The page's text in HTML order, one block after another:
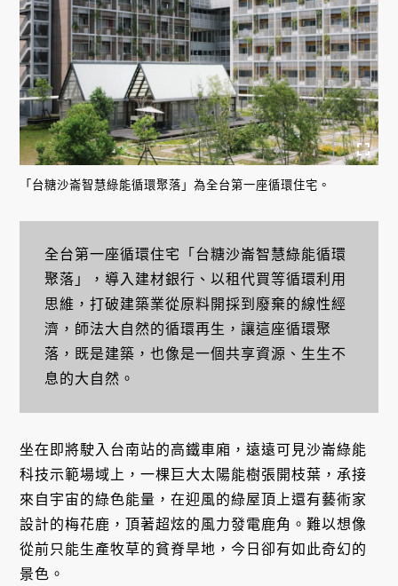
「台糖沙崙智慧綠能循環聚落」為全台第一座循環住宅。
全台第一座循環住宅「台糖沙崙智慧綠能循環
聚落」，導入建材銀行、以租代買等循環利用
思維，打破建築業從原料開採到廢棄的線性經
濟，師法大自然的循環再生，讓這座循環聚
落，既是建築，也像是一個共享資源、生生不
息的大自然。
坐在即將駛入台南站的高鐵車廂，遠遠可見沙崙綠能
科技示範場域上，一棵巨大太陽能樹張開枝葉，承接
來自宇宙的綠色能量，在迎風的綠屋頂上還有藝術家
設計的梅花鹿，頂著超炫的風力發電鹿角。難以想像
從前只能生產牧草的貧脊旱地，今日卻有如此奇幻的
景色。